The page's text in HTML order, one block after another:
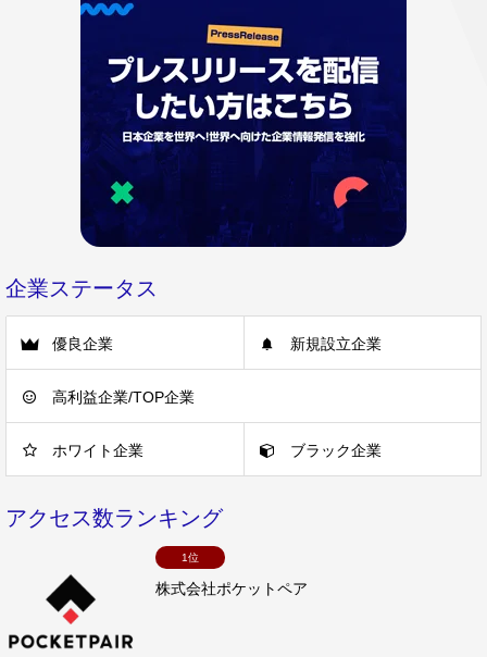
企業ステータス
優良企業 新規設立企業
高利益企業/TOP企業
ホワイト企業 ブラック企業
アクセス数ランキング
1位
株式会社ポケットペア